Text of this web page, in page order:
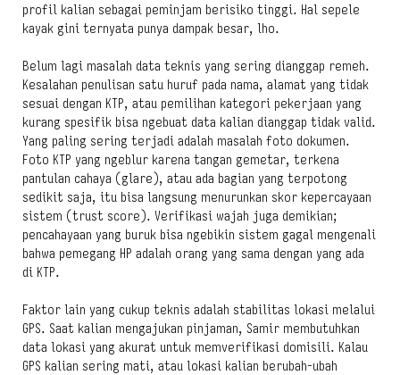
profil kalian sebagai peminjam berisiko tinggi. Hal sepele
kayak gini ternyata punya dampak besar, lho.
Belum lagi masalah data teknis yang sering dianggap remeh.
Kesalahan penulisan satu huruf pada nama, alamat yang tidak
sesuai dengan KTP, atau pemilihan kategori pekerjaan yang
kurang spesifik bisa ngebuat data kalian dianggap tidak valid.
Yang paling sering terjadi adalah masalah foto dokumen.
Foto KTP yang ngeblur karena tangan gemetar, terkena
pantulan cahaya (glare), atau ada bagian yang terpotong
sedikit saja, itu bisa langsung menurunkan skor kepercayaan
sistem (trust score). Verifikasi wajah juga demikian;
pencahayaan yang buruk bisa ngebikin sistem gagal mengenali
bahwa pemegang HP adalah orang yang sama dengan yang ada
di KTP.
Faktor lain yang cukup teknis adalah stabilitas lokasi melalui
GPS. Saat kalian mengajukan pinjaman, Samir membutuhkan
data lokasi yang akurat untuk memverifikasi domisili. Kalau
GPS kalian sering mati, atau lokasi kalian berubah-ubah